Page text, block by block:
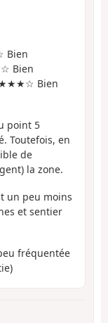
Bien
Bien
point 5
Toutefois, en
de
la zone.
un peu moins
et sentier
fréquentée